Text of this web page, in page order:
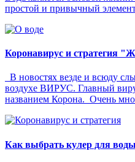
простой и привычный
Коронавирус и стратегия
В новостях везде и всюду
воздухе ВИРУС. Главный
названием Корона. Очень
Как выбрать кулер для